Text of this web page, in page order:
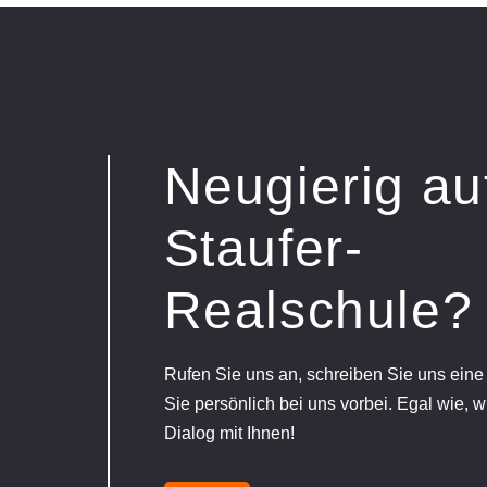
Neugierig
Staufer-
Realschule?
Rufen Sie uns an, schreiben Sie uns
Sie persönlich bei uns vorbei. Egal wie,
Dialog mit Ihnen!